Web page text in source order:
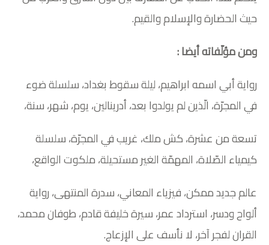
حيث الحضارة والإسلام والقيم.
ومن مؤلّفاته أيضا :
رواية أبي اسمه ابراهيم، ليلة سقوط بغداد، سلسلة ضوء
في المجرّة، الّذين لم يولدوا بعد، أدرينالين، يوم، شهر، سنة،
تسعة من عشرة، كش ملك، غريب في المجرّة، سلسلة
كيمياء الصّلاة، المهمّة الغير مستحيلة، ملكوت الواقع،
عالم جديد ممكن، فيزياء المعاني، سدرة المنتهى، رواية
ألواح ودسر، استرداد عمر، سيرة خليفة قادم، طوفان محمد،
القران لفجر آخر، لا نأسف على الإزعاج.